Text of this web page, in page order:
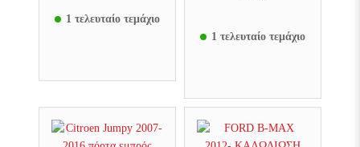
1 τελευταίο τεμάχιο
1 τελευταίο τεμάχιο